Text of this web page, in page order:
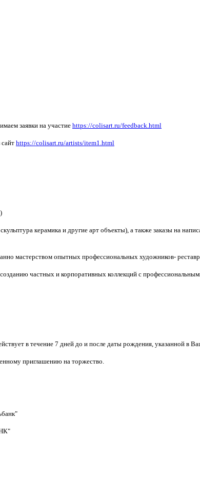
заявки на участие https://colisart.ru/feedback.html
https://colisart.ru/artists/item1.html
керамика и другие арт объекты), а также заказы на
мастерством опытных профессиональных художников-
частных и корпоративных коллекций с
в течение 7 дней до и после даты рождения, указанной в
приглашению на торжество.